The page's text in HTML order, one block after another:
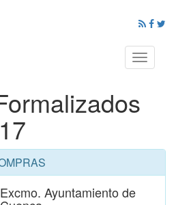
Toggle
Excmo. Ayuntamiento de